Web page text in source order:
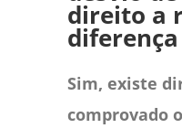
direito a
Sim, existe
comprovado